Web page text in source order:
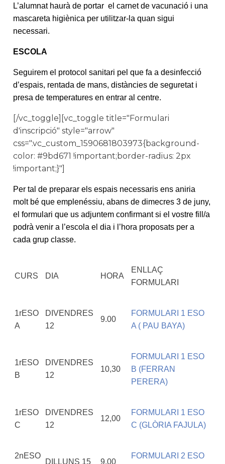
L’alumnat haurà de portar el carnet de vacunació i una
mascareta higiènica per utilitzar-la quan sigui
necessari.
ESCOLA
Seguirem el protocol sanitari pel que fa a desinfecció
d’espais, rentada de mans, distàncies de seguretat i
presa de temperatures en entrar al centre.
[/vc_toggle][vc_toggle title="Formulari
d'inscripció" style="arrow"
css=".vc_custom_1590681803973{background-
color: #9bd671 !important;border-radius: 2px
!important;}"]
Per tal de preparar els espais necessaris ens aniria
molt bé que emplenéssiu, abans de dimecres 3 de juny,
el formulari que us adjuntem confirmant si el vostre fill/a
podrà venir a l’escola el dia i l’hora proposats per a
cada grup classe.
CURS DIA HORA
ENLLAÇ
FORMULARI
1rESO
A
DIVENDRES
12
9.00
FORMULARI 1 ESO
A ( PAU BAYA)
1rESO
B
DIVENDRES
12
10,30
FORMULARI 1 ESO
B (FERRAN
PERERA)
1rESO
C
DIVENDRES
12
12,00
FORMULARI 1 ESO
C (GLÒRIA FAJULA)
2nESO
DILLUNS 15 9.00
FORMULARI 2 ESO